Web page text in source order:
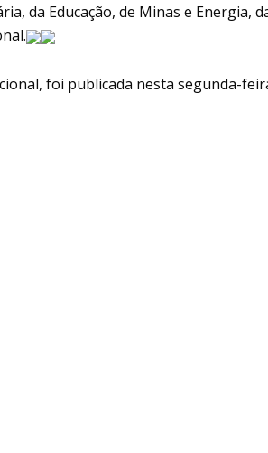
da Educação, de Minas e Energia,
foi publicada nesta segunda-